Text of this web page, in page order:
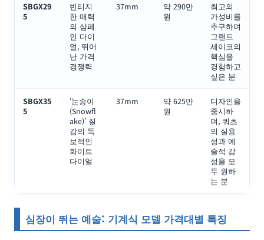
SBGX29
5
빈티지
한 매력
의 샴페
인 다이
얼, 뛰어
난 가격
경쟁력
37mm
약 290만
원
최고의
가성비를
추구하며
그랜드
세이코의
핵심을
경험하고
싶은 분
SBGX35
5
‘눈송이
(Snowfl
ake)’ 질
감의 독
보적인
화이트
다이얼
37mm
약 625만
원
디자인을
중시하
며, 쿼츠
의 실용
성과 예
술적 감
성을 모
두 원하
는 분
심장이 뛰는 예술: 기계식 모델 가격대별 특징